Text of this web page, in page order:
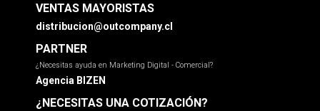
VENTAS MAYORISTAS
distribucion@outcompany.cl
PARTNER
¿Necesitas ayuda en Marketing Digital - Comercial?
Agencia BIZEN
¿NECESITAS UNA COTIZACIÓN?